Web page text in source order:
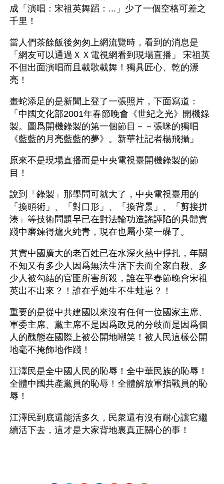
成「演唱：宋祖英舞蹈：...」少了一個空格可差之
千里！
當人們茶餘飯後匆匆上網流覽時，看到的消息是
「網友可以通過ＸＸ電視網看到現場直播」 宋祖英
不但出面演唱而且載歌載舞！獨具匠心、乾的漂
亮！
畫蛇添足的是新聞上登了一張照片，下面寫道：
「中國文化部2001年春節晚會《世紀之光》開機錄
製。圖爲開機錄製的第一個節目－－張咪的獨唱
《藍藍的月亮藍藍的夢》。新華社記者楊飛攝」
原來不是現場直播而是中央電視臺開機錄製的節
目！
說到「錄製」那學問可就大了，中央電視臺用的
「換頭術」、「對口形」、「換背景」、「剪接拼
湊」等技術問題早已在對法輪功造謠誣陷的具體實
踐中磨鍊得爐火純青，現在也屬小菜一碟了。
其實中國廣大的老百姓已在水深火熱中掙扎，年關
不知又有多少人因爲無法生活下去而全家自殺、多
少人被勾結的官匪所害所殺，誰在乎春節晚會宋祖
英出不出來？！誰在乎她生不生蛙崽？！
重要的是從中共建國以來沒有任何一位國家主席、
軍委主席、黨主席不是因爲政見的分歧而是因爲個
人的醜態在國際上被公開地嘲笑！被人民這樣公開
地毫不掩飾地作踐！
江澤民是全中國人民的恥辱！全中華民族的恥辱！
全體中國共產黨員的恥辱！全體解放軍指戰員的恥
辱！
江澤民到底還能活多久，民衆還有沒有耐心讓它繼
續活下去，這才是大家背地裏真正關心的事！